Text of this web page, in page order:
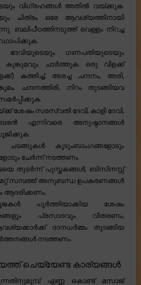
വിഗ്രഹങ്ങൾ അതിൽ വയ്ക്കുക.
ചിത്രം ഒരേ ആവശ്യത്തിനായി
ബലിപീഠത്തിനടുത്ത് വെള്ളം നിറച്ച
ദേവിയുടെയും ഗണപതിയുടെയും
കുങ്കുമവും ചാർത്തുക. ഒരു വിളക്ക്
കത്തിച്ച്, അരച്ച ചന്ദനം, അരി,
ചന്ദനത്തിരി, നിറം തുടങ്ങിയവ
ശേഷം സരസ്വതി ദേവി, കാളി ദേവി,
എന്നിവരെ അനുഷ്ഠാനങ്ങൾ
കുടുംബാംഗങ്ങളോടും
ചേർന്ന് നടത്തണം.
തുടർന്ന് പുസ്തകങ്ങൾ, ബിസിനസ്സ്
മറ്റ് സമ്പത്ത് അനുബന്ധ ഉപകരണങ്ങൾ
ആദരിക്കണം.
പൂർത്തിയാക്കിയ ശേഷം
പ്രസാദവും വിതരണം,
ദാനധർമ്മം തുടങ്ങിയ
നടത്തണം.
ചെയ്യേണ്ട കാര്യങ്ങൾ
എണ്ണ കൊണ്ട് മസാജ്